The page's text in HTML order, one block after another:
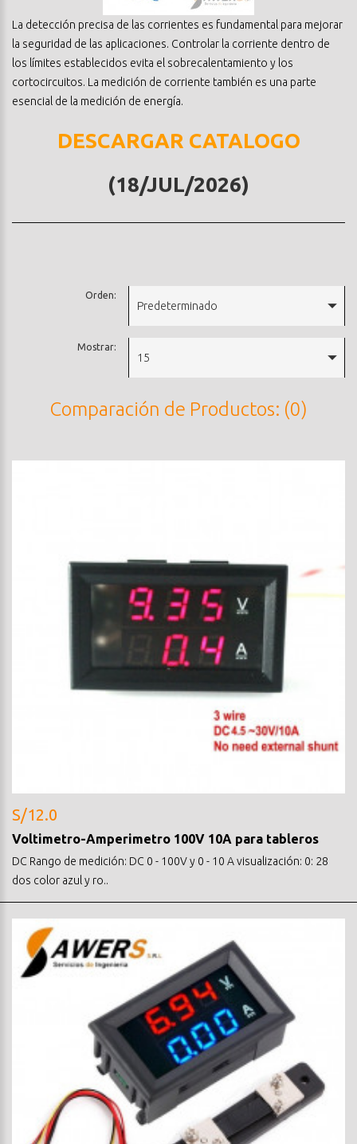
La detección precisa de las corrientes es fundamental para mejorar
la seguridad de las aplicaciones. Controlar la corriente dentro de
los límites establecidos evita el sobrecalentamiento y los
cortocircuitos. La medición de corriente también es una parte
esencial de la medición de energía.
DESCARGAR CATALOGO
(18/JUL/2026)
Orden:
Predeterminado
Mostrar:
15
Comparación de Productos: (0)
S/12.0
Voltimetro-Amperimetro 100V 10A para tableros
DC Rango de medición: DC 0 - 100V y 0 - 10 A visualización: 0: 28
dos color azul y ro..